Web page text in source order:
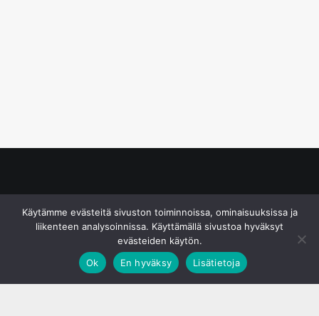
Käytämme evästeitä sivuston toiminnoissa, ominaisuuksissa ja
liikenteen analysoinnissa. Käyttämällä sivustoa hyväksyt
evästeiden käytön.
Ok
En hyväksy Lisätietoja